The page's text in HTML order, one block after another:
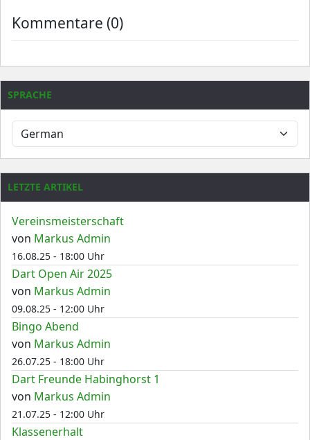
Kommentare (0)
SPRACHE
LETZTE ARTIKEL
Vereinsmeisterschaft
von Markus Admin
16.08.25 - 18:00 Uhr
Dart Open Air 2025
von Markus Admin
09.08.25 - 12:00 Uhr
Bingo Abend
von Markus Admin
26.07.25 - 18:00 Uhr
Dart Freunde Habinghorst 1
von Markus Admin
21.07.25 - 12:00 Uhr
Klassenerhalt